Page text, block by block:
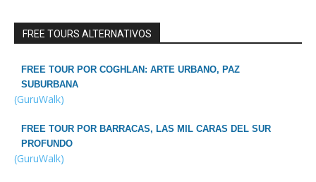
FREE TOURS ALTERNATIVOS
FREE TOUR POR COGHLAN: ARTE URBANO, PAZ
SUBURBANA
(GuruWalk)
FREE TOUR POR BARRACAS, LAS MIL CARAS DEL SUR
PROFUNDO
(GuruWalk)